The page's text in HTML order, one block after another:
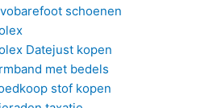
schoenen
Datejust kopen
met bedels
stof kopen